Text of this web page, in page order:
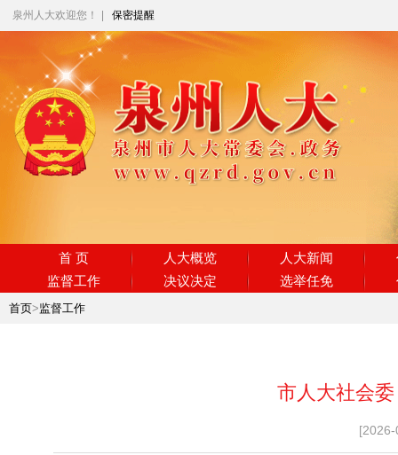
泉州人大欢迎您！ 保密提醒
首 页 人大概览 人大新闻
监督工作
决议决定 选举任免
首页>监督工作
市人大社会